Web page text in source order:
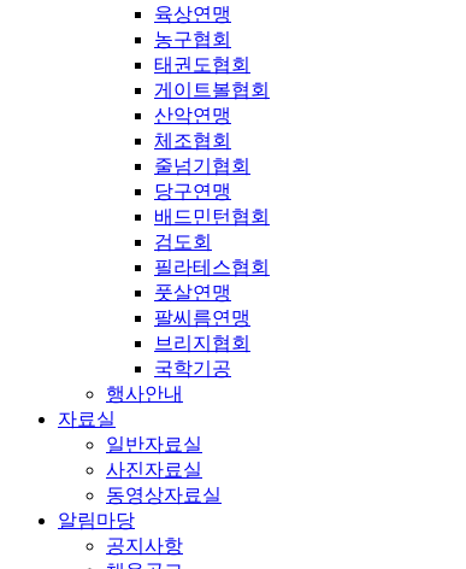
육상연맹
농구협회
태권도협회
게이트볼협회
산악연맹
체조협회
줄넘기협회
당구연맹
배드민턴협회
검도회
필라테스협회
풋살연맹
팔씨름연맹
브리지협회
국학기공
행사안내
자료실
일반자료실
사진자료실
동영상자료실
알림마당
공지사항